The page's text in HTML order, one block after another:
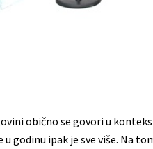
obično se govori u
godinu ipak je sve više. Na